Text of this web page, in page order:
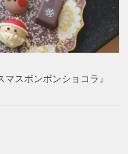
スボンボンショコラ』